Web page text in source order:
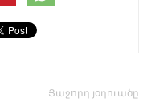
Յաջորդ յօդուածը